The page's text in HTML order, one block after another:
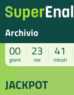
Archivio
00
giorni
23
ore
41
minuti
JACKPOT